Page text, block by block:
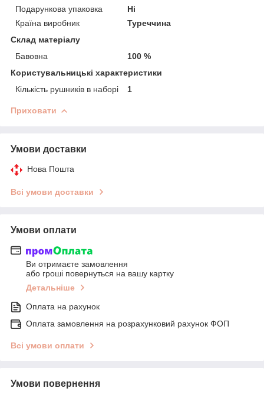
Подарункова упаковка
Ні
Країна виробник
Туреччина
Склад матеріалу
Бавовна
100 %
Користувальницькі характеристики
Кількість рушників в наборі
1
Приховати
Умови доставки
Нова Пошта
Всі умови доставки
Умови оплати
Ви отримаєте замовлення
або гроші повернуться на вашу картку
Детальніше
Оплата на рахунок
Оплата замовлення на розрахунковий рахунок ФОП
Всі умови оплати
Умови повернення